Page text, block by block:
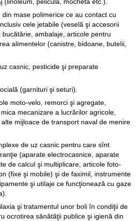
(linoleum, peliculă, mochetă etc.).
mase polimerice ce au contact cu
cele jetabile (veselă şi accesorii
ambalaje, articole pentru
alimentelor (canistre, bidoane, butelii,
casnic, pesticide şi preparate
(garnituri şi seturi).
moto-velo, remorci şi agregate,
mecanizare a lucrărilor agricole,
mijloace de transport naval de menire
de uz casnic pentru care sînt
(aparate electrocasnice, aparate
de calcul şi multiplicare, articole foto-
(fixe şi mobile) şi de faximil, instrumente
şi utilaje ce funcţionează cu gaze
şi tratamentul unor boli în condiţii de
ocrotirea sănătăţii publice şi igienă din